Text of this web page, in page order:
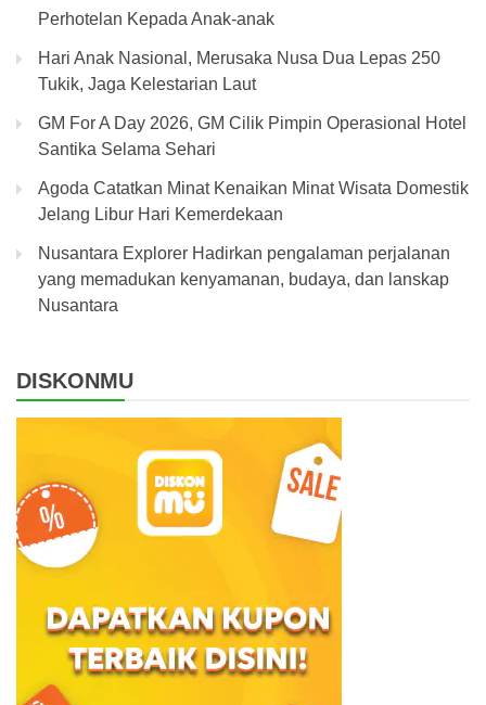
Perhotelan Kepada Anak-anak
Hari Anak Nasional, Merusaka Nusa Dua Lepas 250
Tukik, Jaga Kelestarian Laut
GM For A Day 2026, GM Cilik Pimpin Operasional Hotel
Santika Selama Sehari
Agoda Catatkan Minat Kenaikan Minat Wisata Domestik
Jelang Libur Hari Kemerdekaan
Nusantara Explorer Hadirkan pengalaman perjalanan
yang memadukan kenyamanan, budaya, dan lanskap
Nusantara
DISKONMU